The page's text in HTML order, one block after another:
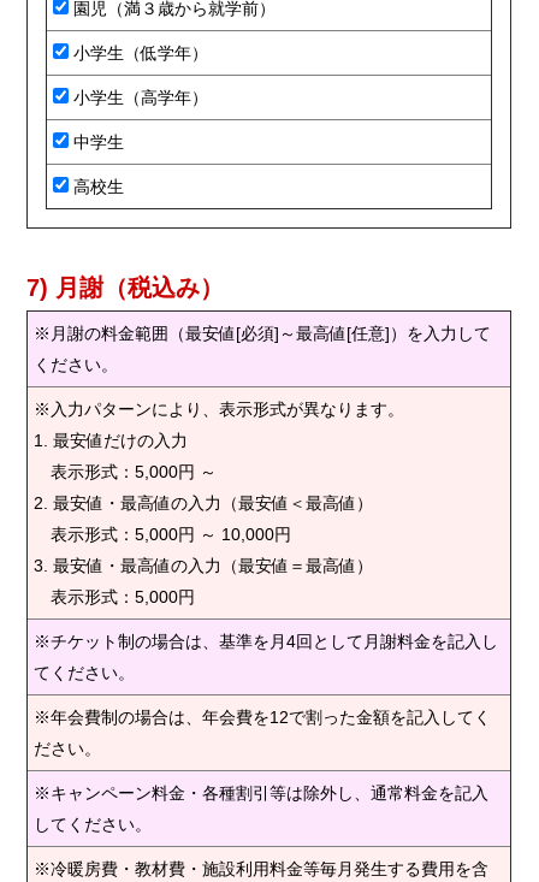
園児（満３歳から就学前）
小学生（低学年）
小学生（高学年）
中学生
高校生
7) 月謝（税込み）
※月謝の料金範囲（最安値[必須]～最高値[任意]）を入力して
ください。
※入力パターンにより、表示形式が異なります。
1. 最安値だけの入力
表示形式：5,000円 ～
2. 最安値・最高値の入力（最安値＜最高値）
表示形式：5,000円 ～ 10,000円
3. 最安値・最高値の入力（最安値＝最高値）
表示形式：5,000円
※チケット制の場合は、基準を月4回として月謝料金を記入し
てください。
※年会費制の場合は、年会費を12で割った金額を記入してく
ださい。
※キャンペーン料金・各種割引等は除外し、通常料金を記入
してください。
※冷暖房費・教材費・施設利用料金等毎月発生する費用を含